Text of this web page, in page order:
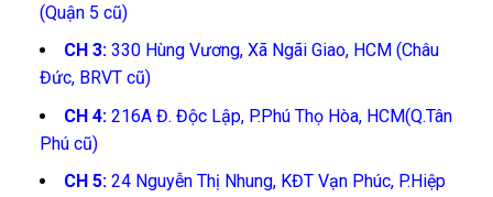
(Quận 5 cũ)
CH 3:330 Hùng Vương, Xã Ngãi Giao, HCM (Châu
Đức, BRVT cũ)
CH 4:216A Đ. Độc Lập, P.Phú Thọ Hòa, HCM(Q.Tân
Phú cũ)
CH 5:24 Nguyễn Thị Nhung, KĐT Vạn Phúc, P.Hiệp